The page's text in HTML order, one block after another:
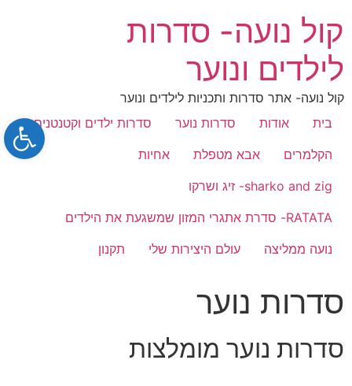
קול נועה- סדרות
לילדים ונוער
קול נועה- אתר סדרות ותכניות לילדים ונוער
בית
אודות סדרות נוער
סדרות ילדים וקטנטנים
הקלמרים
אבא מטפלת
אחיות
sharko and zig- זיג ושרקו
RATATA- סדרת אתגרי המזון שמשגעת את הילדים
נועה ממליצה
עולם היצירות שלי תקנון
סדרות נוער
סדרות נוער מומלצות